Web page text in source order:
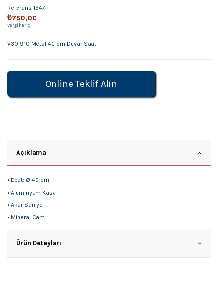
Referans 1647
₺750,00
Vergi hariç
V30-910 Metal 40 cm Duvar Saati
Online Teklif Alın
Açıklama
• Ebat: Ø 40 cm
• Alüminyum Kasa
• Akar Saniye
• Mineral Cam
Ürün Detayları